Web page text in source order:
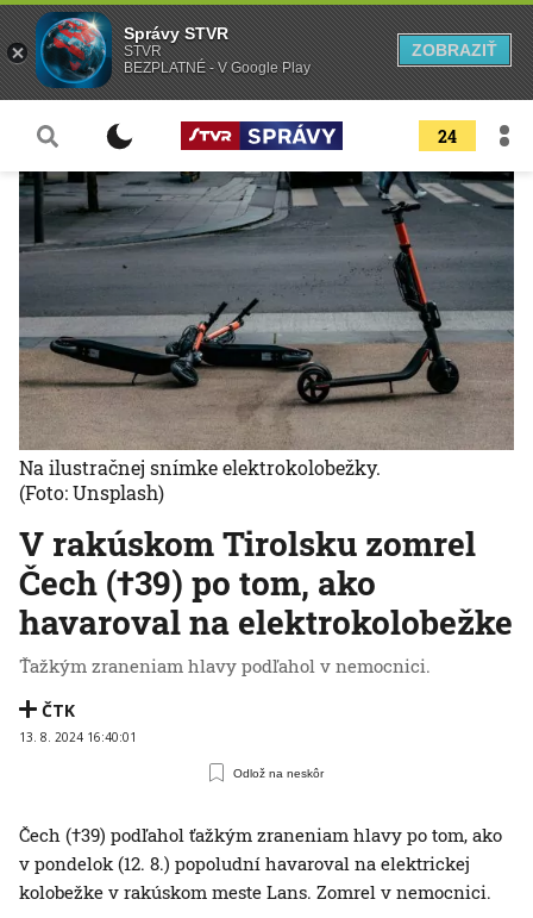
24
V rakúskom Tirolsku zomrel
Čech (†39) po tom, ako
havaroval na elektrokolobežke
Ťažkým zraneniam hlavy podľahol v nemocnici.
ČTK
13. 8. 2024 16:40:01
Odlož na neskôr
Na ilustračnej snímke elektrokolobežky.
(Foto: Unsplash)
Čech (†39) podľahol ťažkým zraneniam hlavy po tom, ako
v pondelok (12. 8.) popoludní havaroval na elektrickej
kolobežke v rakúskom meste Lans. Zomrel v nemocnici.
Správy STVR
STVR
BEZPLATNÉ - V Google Play
ZOBRAZIŤ